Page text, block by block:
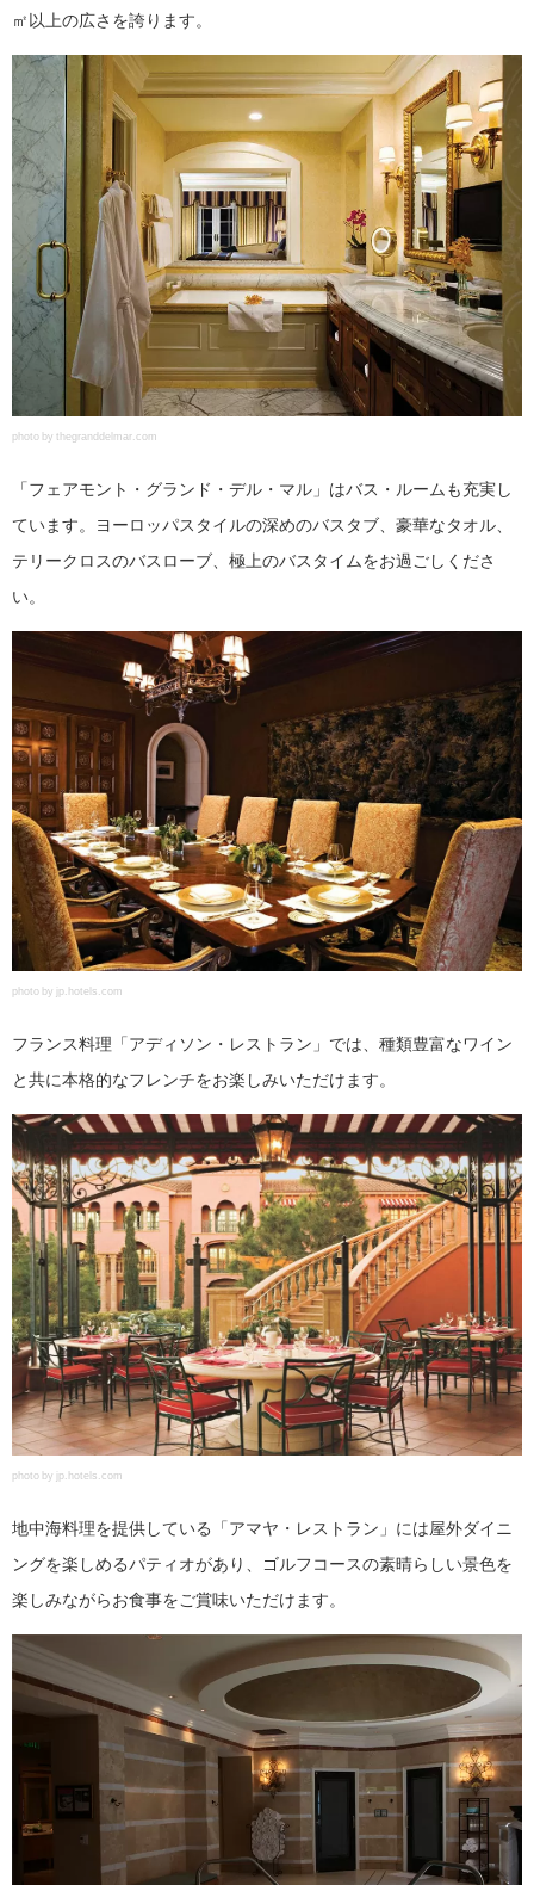
㎡以上の広さを誇ります。
photo by thegranddelmar.com
「フェアモント・グランド・デル・マル」はバス・ルームも充実し
ています。ヨーロッパスタイルの深めのバスタブ、豪華なタオル、
テリークロスのバスローブ、極上のバスタイムをお過ごしくださ
い。
photo by jp.hotels.com
フランス料理「アディソン・レストラン」では、種類豊富なワイン
と共に本格的なフレンチをお楽しみいただけます。
photo by jp.hotels.com
地中海料理を提供している「アマヤ・レストラン」には屋外ダイニ
ングを楽しめるパティオがあり、ゴルフコースの素晴らしい景色を
楽しみながらお食事をご賞味いただけます。